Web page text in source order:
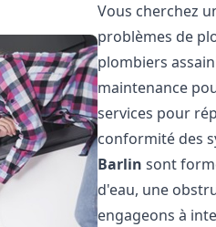
Vous cherchez
problèmes de
plombiers
maintenance
services pour
conformité des
Barlin sont
d'eau, une
engageons à